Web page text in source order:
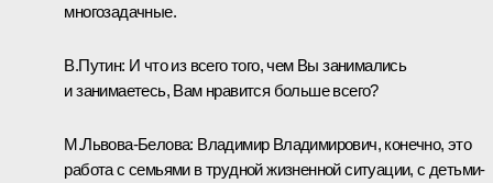
многозадачные.
В.Путин: И что из всего того, чем Вы занимались
и занимаетесь, Вам нравится больше всего?
М.Львова-Белова: Владимир Владимирович, конечно, это
работа с семьями в трудной жизненной ситуации, с детьми-